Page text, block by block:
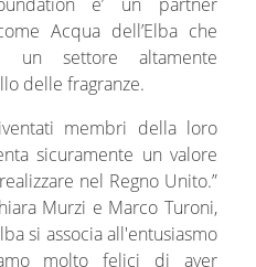
Acqua dell’Elba che
un settore altamente
delle fragranze.
membri della loro
sicuramente un valore
nel Regno Unito.”
Murzi e Marco Turoni,
si associa all'entusiasmo
molto felici di aver